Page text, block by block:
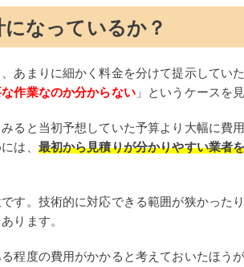
なっているか？
あまりに細かく料金を分けて提示してい
作業なのか分からない」というケースを
ると当初予想していた予算より大幅に費
は、 最初から見積りが分かりやすい業者
す。技術的に対応できる範囲が狭かった
ります。
程度の費用がかかると考えておいたほう